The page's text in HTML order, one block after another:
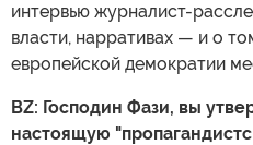
интервью журналист-
власти, нарративах — и о
европейской демократии
BZ: Господин Фази, вы
настоящую